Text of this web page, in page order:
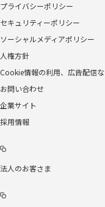
プライバシーポリシー
セキュリティーポリシー
ソーシャルメディアポリシー
人権方針
Cookie情報の利用、広告配信
お問い合わせ
企業サイト
採用情報
法人のお客さま